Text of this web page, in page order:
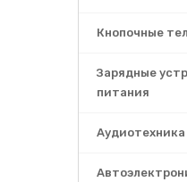
Кнопочные
Зарядные
питания
Аудиотехника